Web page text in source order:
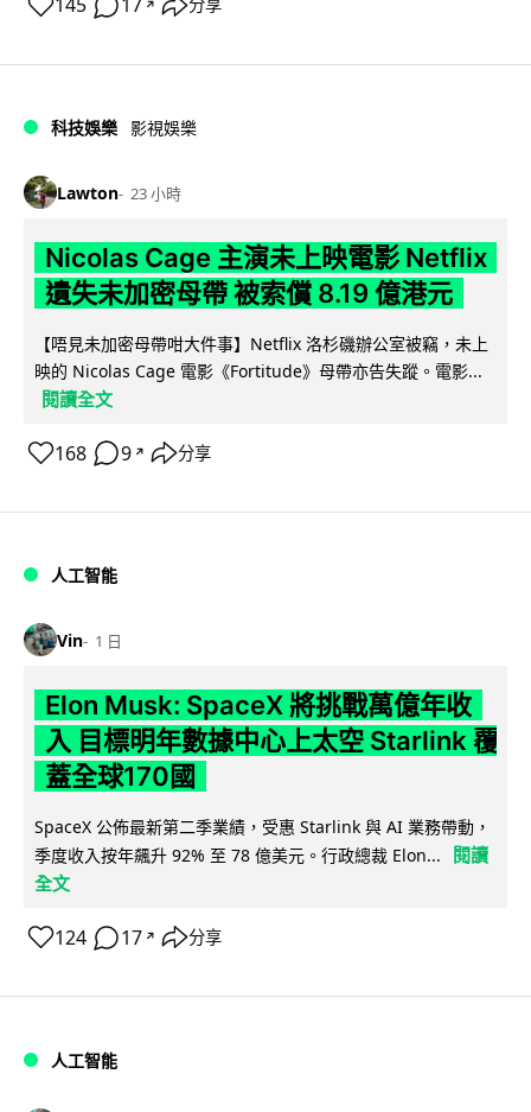
145 17 ↗ 分享
科技娛樂 影視娛樂
Lawton 23 小時
Nicolas Cage 主演未上映電影 Netflix
遺失未加密母帶 被索償 8.19 億港元
【唔見未加密母帶咁大件事】Netflix 洛杉磯辦公室被竊，未上
映的 Nicolas Cage 電影《Fortitude》母帶亦告失蹤。電影...
閱讀全文
168 9 ↗ 分享
人工智能
Vin 1 日
Elon Musk: SpaceX 將挑戰萬億年收
入 目標明年數據中心上太空 Starlink 覆
蓋全球170國
SpaceX 公佈最新第二季業績，受惠 Starlink 與 AI 業務帶動，
季度收入按年飆升 92% 至 78 億美元。行政總裁 Elon...
閱讀
全文
124 17 ↗ 分享
人工智能